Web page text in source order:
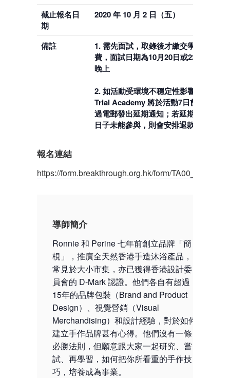
截止報名日
期
2020 年 10 月 2 日（五）
備註
1. 需先面試，取錄後才繳交學
費，面試日期為10月20日或22日
晚上
2. 如活動受環境不穩定性影響，
Trial Academy 將於活動7日前透
過電郵發出延期通知；若延期的
日子未能參與，則會安排退款。
報名連結
https://form.breakthrough.org.hk/form/TA00_2021
導師簡介
Ronnie 和 Perine 七年前創立品牌「簡
梘」，推廣全天然香港手造沐浴產品，
常見於大小市集，亦已獲得香港設計委
員會的 D-Mark 認證。他們各自有超過
15年的品牌包裝（Brand and Product
Design）、視覺營銷（Visual
Merchandising）和設計經驗，對於如何
建立手作品牌甚有心得。他們沒有一條
必勝法則，但願意跟大家一起研究、嘗
試、再學習，如何把你所看重的手作技
巧，培養成為事業。